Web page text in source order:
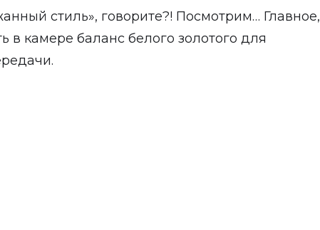
стиль», говорите?! Посмотрим… Главное,
в камере баланс белого золотого для